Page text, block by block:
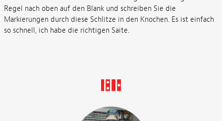
Regel nach oben auf den Blank und schreiben Sie die
Markierungen durch diese Schlitze in den Knochen. Es ist einfach
so schnell, ich habe die richtigen Saite.